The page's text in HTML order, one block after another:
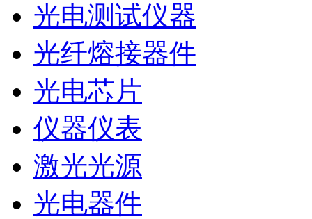
光电测试仪器
光纤熔接器件
光电芯片
仪器仪表
激光光源
光电器件